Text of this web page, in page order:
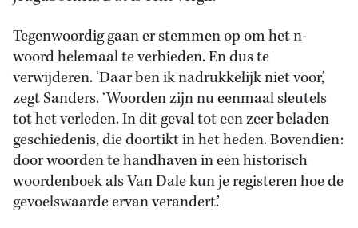
Tegenwoordig gaan er stemmen op om het n-
woord helemaal te verbieden. En dus te
verwijderen. ‘Daar ben ik nadrukkelijk niet voor,’
zegt Sanders. ‘Woorden zijn nu eenmaal sleutels
tot het verleden. In dit geval tot een zeer beladen
geschiedenis, die doortikt in het heden. Bovendien:
door woorden te handhaven in een historisch
woordenboek als Van Dale kun je registeren hoe de
gevoelswaarde ervan verandert.’